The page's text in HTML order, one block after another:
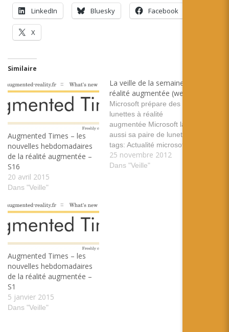
LinkedIn Bluesky Facebook
X
Similaire
Augmented Times – les
nouvelles hebdomadaires
de la réalité augmentée –
S16
20 avril 2015
Dans "Veille"
La veille de la semaine en
réalité augmentée (weekly)
Microsoft prépare des
lunettes à réalité
augmentée Microsoft lance
aussi sa paire de lunettes
tags: Actualité microsoft
Lunette partenariat Metaio
et FARO #Metaio Engineer
25 novembre 2012
Dans "Veille"
Augmented Times – les
nouvelles hebdomadaires
de la réalité augmentée –
S1
5 janvier 2015
Dans "Veille"